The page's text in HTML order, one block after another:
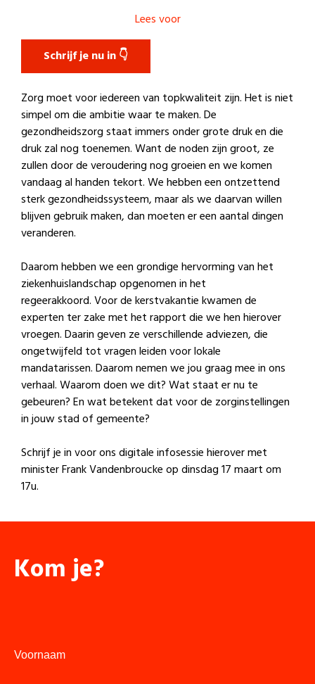
Lees voor
Schrijf je nu in 👇
Zorg moet voor iedereen van topkwaliteit zijn. Het is niet
simpel om die ambitie waar te maken. De
gezondheidszorg staat immers onder grote druk en die
druk zal nog toenemen. Want de noden zijn groot, ze
zullen door de veroudering nog groeien en we komen
vandaag al handen tekort. We hebben een ontzettend
sterk gezondheidssysteem, maar als we daarvan willen
blijven gebruik maken, dan moeten er een aantal dingen
veranderen.
Daarom hebben we een grondige hervorming van het
ziekenhuislandschap opgenomen in het
regeerakkoord. Voor de kerstvakantie kwamen de
experten ter zake met het rapport die we hen hierover
vroegen. Daarin geven ze verschillende adviezen, die
ongetwijfeld tot vragen leiden voor lokale
mandatarissen. Daarom nemen we jou graag mee in ons
verhaal. Waarom doen we dit? Wat staat er nu te
gebeuren? En wat betekent dat voor de zorginstellingen
in jouw stad of gemeente?
Schrijf je in voor ons digitale infosessie hierover met
minister Frank Vandenbroucke op dinsdag 17 maart om
17u.
Kom je?
Voornaam